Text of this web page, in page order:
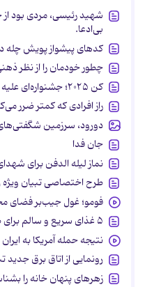
شهید رئیسی، مردی بود
بی‌ادعا.
کدهای پیشواز پویش چله
چطور خودمان را از نظر ذهنی ۳۸ برابر قوی‌تر
کن ۲۰۲۵؛ جشنواره‌ای علیه خانواده
راز افرادی که کمتر ضرر
دورود، سرزمین
جان فدا
نماز لیله الدفن برای
طرح اختصاصی تبیان
فومو؛ غول جیب‌بر فضای
۵ غذای سریع و سالم برای طبیعت‌گردی
نتیجه حمله آمریکا به
رونمایی از اتاق برق جدید
زهرهای پنهان خانه را